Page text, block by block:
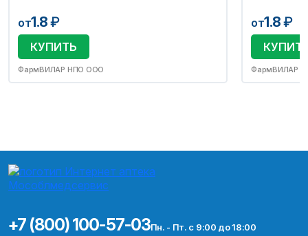
от1.8₽
КУПИТЬ
ФармВИЛАР НПО ООО
от1.8₽
ФармВИЛАР
+7 (800) 100-57-03Пн. - Пт. с 9:00 до 18:00